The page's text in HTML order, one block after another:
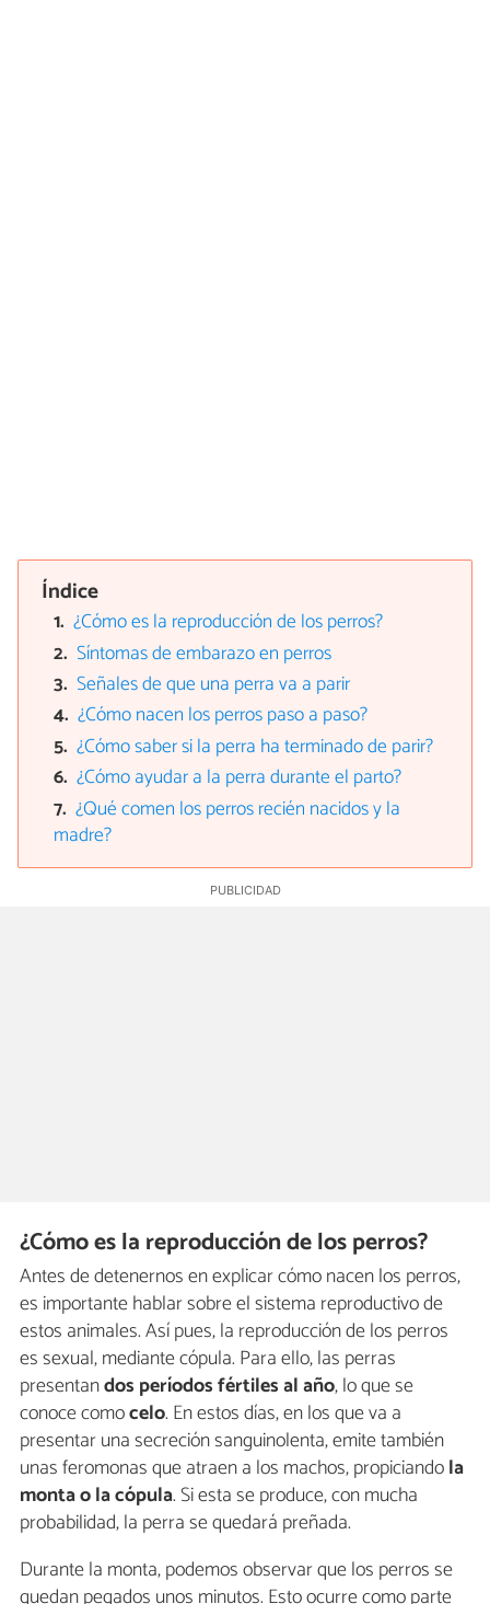
Índice
¿Cómo es la reproducción de los perros?
Síntomas de embarazo en perros
Señales de que una perra va a parir
¿Cómo nacen los perros paso a paso?
¿Cómo saber si la perra ha terminado de parir?
¿Cómo ayudar a la perra durante el parto?
¿Qué comen los perros recién nacidos y la
madre?
¿Cómo es la reproducción de los perros?
Antes de detenernos en explicar cómo nacen los perros,
es importante hablar sobre el sistema reproductivo de
estos animales. Así pues, la reproducción de los perros
es sexual, mediante cópula. Para ello, las perras
presentandos períodos fértiles al año, lo que se
conoce comocelo. En estos días, en los que va a
presentar una secreción sanguinolenta, emite también
unas feromonas que atraen a los machos, propiciandola
monta o la cópula. Si esta se produce, con mucha
probabilidad, la perra se quedará preñada.
Durante la monta, podemos observar que los perros se
quedan pegados unos minutos. Esto ocurre como parte